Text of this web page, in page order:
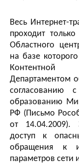
Весь Интернет-
проходит
Областного
на базе
Контентной
Департаментом
согласованию
образованию
РФ (Письмо
от 14.04.2009).
доступ к
обращения к
параметров сети